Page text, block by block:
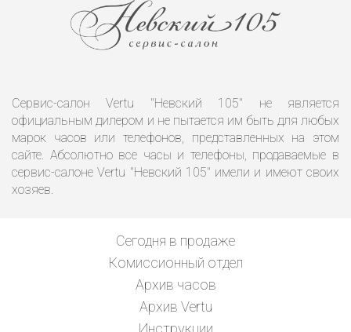
Сервис-салон Vertu "Невский 105" не является
официальным дилером и не пытается им быть для любых
марок часов или телефонов, представленных на этом
сайте. Абсолютно все часы и телефоны, продаваемые в
сервис-салоне Vertu "Невский 105" имели и имеют своих
хозяев.
Сегодня в продаже
Комиссионный отдел
Архив часов
Архив Vertu
Инструкции